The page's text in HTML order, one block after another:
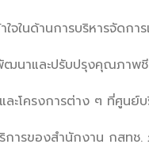
จในด้านการบริหารจัด
ฒนาและปรับปรุงคุณภา
ะโครงการต่าง ๆ ที่ศูน
ารของสำนักงาน กสทช